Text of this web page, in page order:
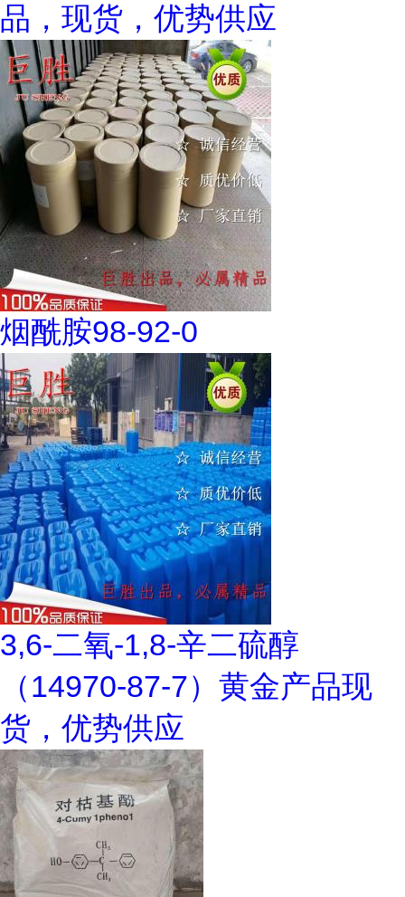
品，现货，优势供应
烟酰胺98-92-0
3,6-二氧-1,8-辛二硫醇
（14970-87-7）黄金产品现
货，优势供应